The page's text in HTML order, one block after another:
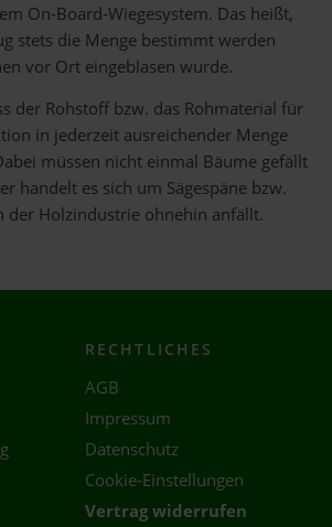
On-Board-Wiegesystem. Das heißt,
stets die Menge bestimmt werden
vor Ort eingeblasen wurde.
der Rohstoff bzw. das Rohmaterial für
in jederzeit ausreichender Menge
müssen nicht einmal Bäume gefällt
handelt es sich um Sägespäne bzw.
der Holzindustrie ohnehin anfällt.
RECHTLICHES
AGB
Impressum
Datenschutz
Cookie-Einstellungen
Vertrag widerrufen